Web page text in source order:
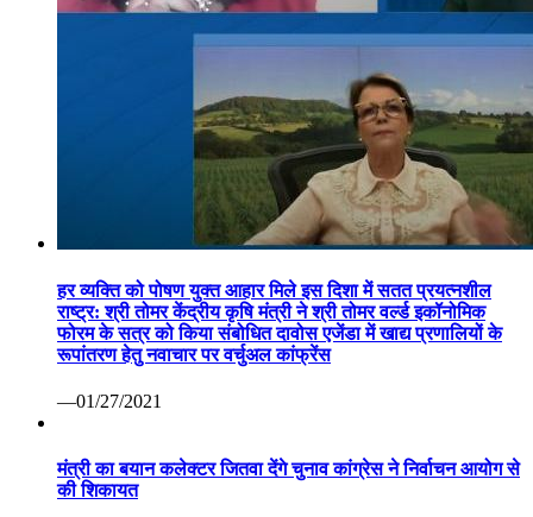
हर व्यक्ति को पोषण युक्त आहार मिले इस दिशा में सतत प्रयत्नशील
राष्ट्र: श्री तोमर केंद्रीय कृषि मंत्री ने श्री तोमर वर्ल्ड इकॉनोमिक
फोरम के सत्र को किया संबोधित दावोस एजेंडा में खाद्य प्रणालियों के
रूपांतरण हेतु नवाचार पर वर्चुअल कांफ्रेंस
—01/27/2021
मंत्री का बयान कलेक्टर जितवा देंगे चुनाव कांग्रेस ने निर्वाचन आयोग से
की शिकायत